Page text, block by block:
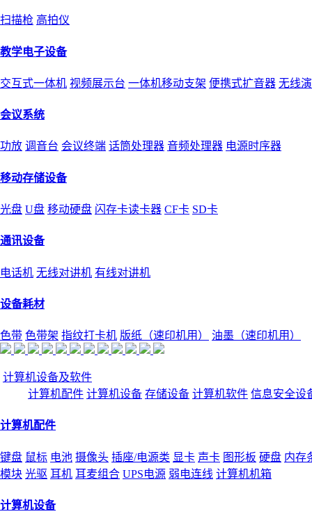
扫描枪 高拍仪
教学电子设备
交互式一体机 视频展示台 一体机移动支架 便携式扩音器 无线
会议系统
功放 调音台 会议终端 话筒处理器 音频处理器 电源时序器
移动存储设备
光盘 U盘 移动硬盘 闪存卡读卡器 CF卡 SD卡
通讯设备
电话机 无线对讲机 有线对讲机
设备耗材
色带 色带架 指纹打卡机 版纸（速印机用） 油墨（速印机用）
计算机设备及软件
计算机配件 计算机设备 存储设备 计算机软件 信息安全设
计算机配件
键盘 鼠标 电池 摄像头 插座/电源类 显卡 声卡 图形板 硬盘 内存
模块 光驱 耳机 耳麦组合 UPS电源 弱电连线 计算机机箱
计算机设备